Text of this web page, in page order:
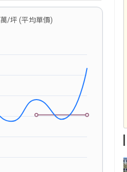
萬/坪 (平均單價)